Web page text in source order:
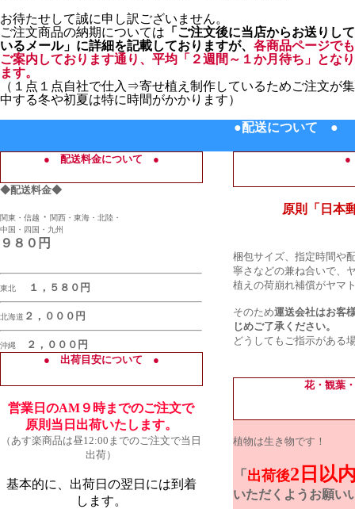
お待たせして誠に申し訳ございません。
ご注文商品の納期については 「ご注文後に当店からお送りして
いるメール」に詳細を記載しておりますが、 各商品ページでも
ご案内しております通り、平均「２週間～１か月待ち」となり
ます。
（１点１点自社で仕入⇒寄せ植え制作しているためご注文が集
中する冬や初夏は特に時間がかかります）
●配送について ●
● 配送料金について ●
◆配送料金◆
関東・信越 ・ 関西・東海・北陸・
中国・四国・九州
９８０円
東北 １，５８０円
北海道 ２，０００円
沖縄
２，０００円
● 出荷目安について ●
営業日のAM９時までのご注文で
原則当日出荷いたします。
（あす楽商品は昼12:00までのご注文で当日
出荷）
基本的に、出荷日の翌日には到着
します。
●
原則「日本
梱包サイズ、指定時間や
寧さなどの兼ね合いで、
植えの荷崩れ補償がヤマ
そのため運送会社はお客
じめご了承ください。
どうしてもご指示がある
花・観葉
植物は生き物です！
「 出荷後2日以
いただくようお願い